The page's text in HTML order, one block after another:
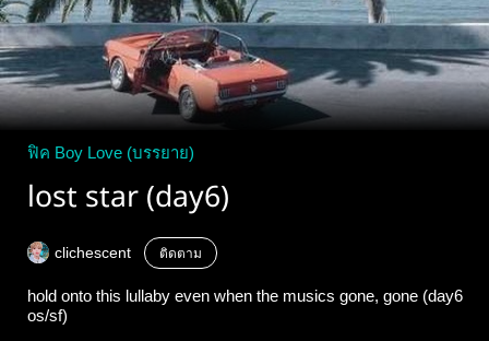
ฟิค Boy Love (บรรยาย)
lost star (day6)
clichescent ติดตาม
hold onto this lullaby even when the musics gone, gone (day6
os/sf)